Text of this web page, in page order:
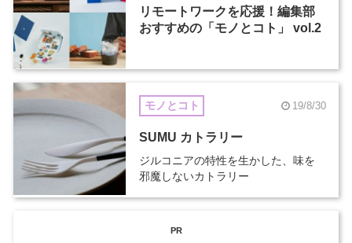
リモートワークを応援！編集部
おすすめの「モノとコト」 vol.2
モノとコト 19/8/30
SUMU カトラリー
ジルコニアの特性を生かした、味を
邪魔しないカトラリー
PR